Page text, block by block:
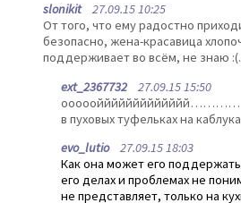
slonikit27.09.15 10:25
От того, что ему радостно
безопасно, жена-красавица
поддерживает во всём, не знаю :(.
ext_2367732 27.09.15 15:50
оооооййййййййййййй…………
в пуховых туфельках на
evo_lutio27.09.15 18:03
Как она может его
его делах и проблемах не
не представляет, только на